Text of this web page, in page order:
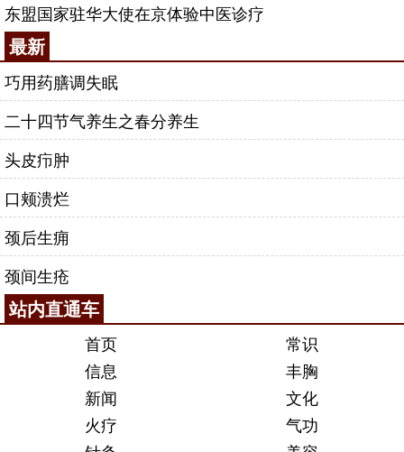
东盟国家驻华大使在京体验中医诊疗
最新
巧用药膳调失眠
二十四节气养生之春分养生
头皮疖肿
口颊溃烂
颈后生痈
颈间生疮
站内直通车
首页
常识
信息
丰胸
新闻
文化
火疗
气功